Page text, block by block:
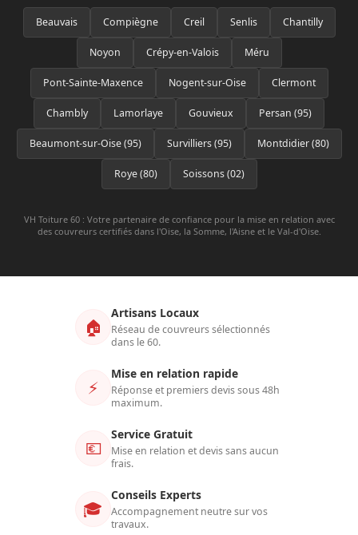
Beauvais Compiègne Creil Senlis Chantilly
Noyon Crépy-en-Valois Méru
Pont-Sainte-Maxence Nogent-sur-Oise Clermont
Chambly Lamorlaye Gouvieux Persan (95)
Beaumont-sur-Oise (95) Survilliers (95) Montdidier (80)
Roye (80) Soissons (02)
VH Toiture 60 : Votre partenaire de confiance pour la mise en relation avec
des couvreurs certifiés dans l'Oise, la Somme, l'Aisne et le Val-d'Oise.
🏠
Artisans Locaux
Réseau de couvreurs sélectionnés
dans le 60.
⚡
Mise en relation rapide
Réponse et premiers devis sous 48h
maximum.
💶
Service Gratuit
Mise en relation et devis sans aucun
frais.
🎓
Conseils Experts
Accompagnement neutre sur vos
travaux.